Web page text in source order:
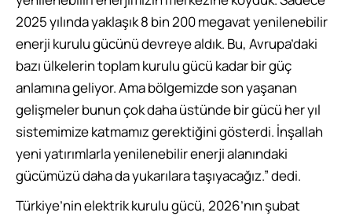
2025 yılında yaklaşık 8 bin 200 megavat yenilenebilir
enerji kurulu gücünü devreye aldık. Bu, Avrupa’daki
bazı ülkelerin toplam kurulu gücü kadar bir güç
anlamına geliyor. Ama bölgemizde son yaşanan
gelişmeler bunun çok daha üstünde bir gücü her yıl
sistemimize katmamız gerektiğini gösterdi. İnşallah
yeni yatırımlarla yenilenebilir enerji alanındaki
gücümüzü daha da yukarılara taşıyacağız.” dedi.
Türkiye’nin elektrik kurulu gücü, 2026’nın şubat